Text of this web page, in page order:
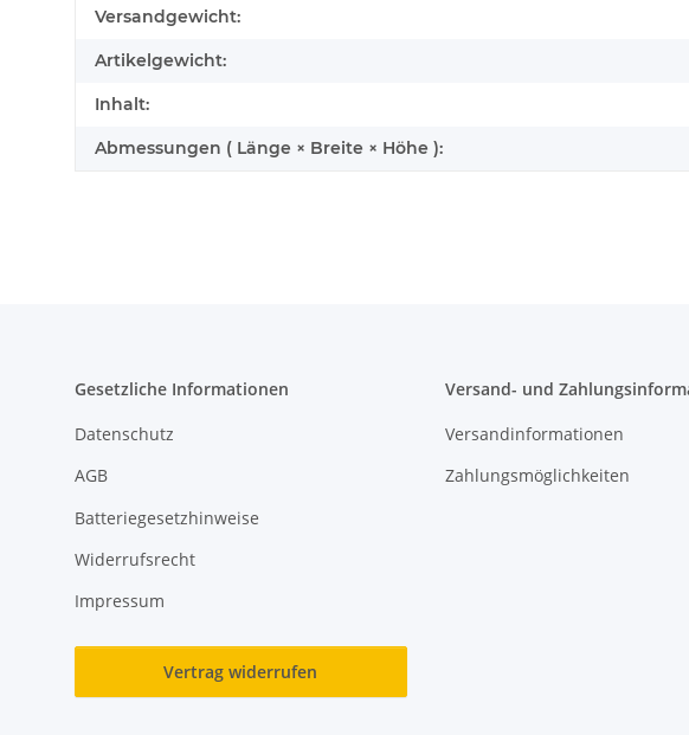
Produkteigenschaft
Wert
Versandgewicht:
Artikelgewicht:
Inhalt:
Abmessungen ( Länge × Breite × Höhe ):
Gesetzliche Informationen
Datenschutz
AGB
Batteriegesetzhinweise
Widerrufsrecht
Impressum
Vertrag widerrufen
Versand- und
Versandinformationen
Zahlungsmöglichkeiten